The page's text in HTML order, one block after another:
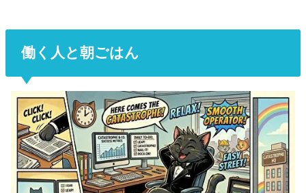
働く人と朝ごはん